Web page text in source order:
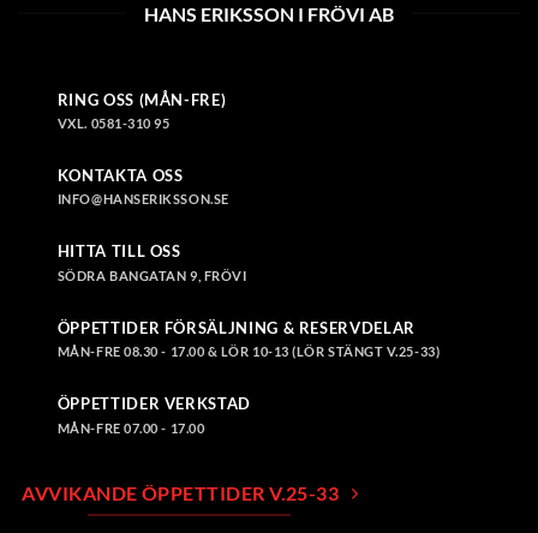
HANS ERIKSSON I FRÖVI AB
RING OSS (MÅN-FRE)
VXL. 0581-310 95
KONTAKTA OSS
INFO@HANSERIKSSON.SE
HITTA TILL OSS
SÖDRA BANGATAN 9, FRÖVI
ÖPPETTIDER FÖRSÄLJNING & RESERVDELAR
MÅN-FRE 08.30 - 17.00 & LÖR 10-13 (LÖR STÄNGT V.25-33)
ÖPPETTIDER VERKSTAD
MÅN-FRE 07.00 - 17.00
AVVIKANDE ÖPPETTIDER V.25-33